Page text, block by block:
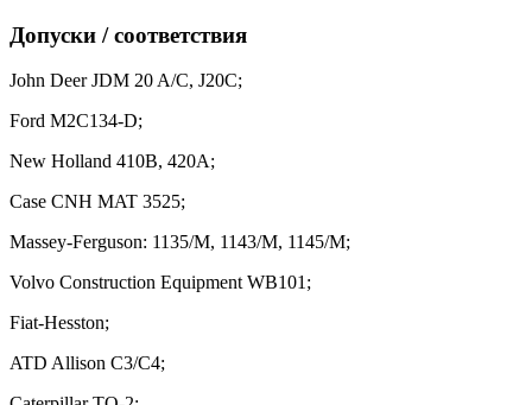
Допуски / соответствия
John Deer JDM 20 A/C, J20C;
Ford M2C134-D;
New Holland 410B, 420A;
Case CNH MAT 3525;
Massey-Ferguson: 1135/M, 1143/M, 1145/M;
Volvo Construction Equipment WB101;
Fiat-Hesston;
ATD Allison С3/C4;